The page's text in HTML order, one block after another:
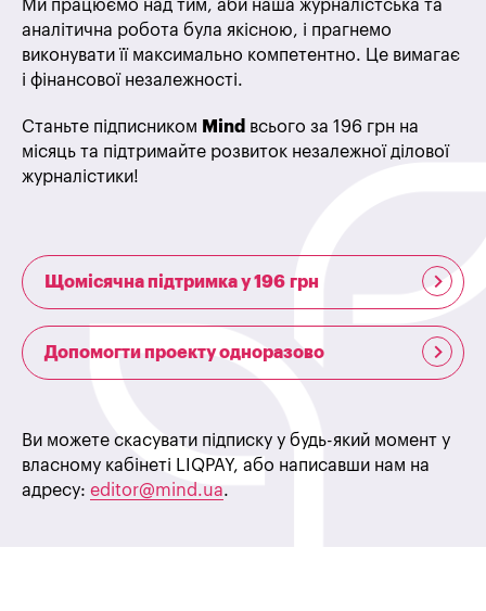
Ми працюємо над тим, аби наша журналістська та
аналітична робота була якісною, і прагнемо
виконувати її максимально компетентно. Це вимагає
і фінансової незалежності.
Станьте підписником Mind всього за 196 грн на
місяць та підтримайте розвиток незалежної ділової
журналістики!
Щомісячна підтримка у 196 грн
Допомогти проекту одноразово
Ви можете скасувати підписку у будь-який момент у
власному кабінеті LIQPAY, або написавши нам на
адресу: editor@mind.ua.